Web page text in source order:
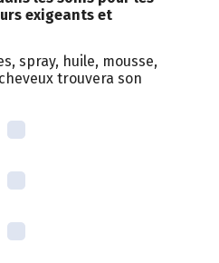
exigeants et
spray, huile, mousse,
trouvera son